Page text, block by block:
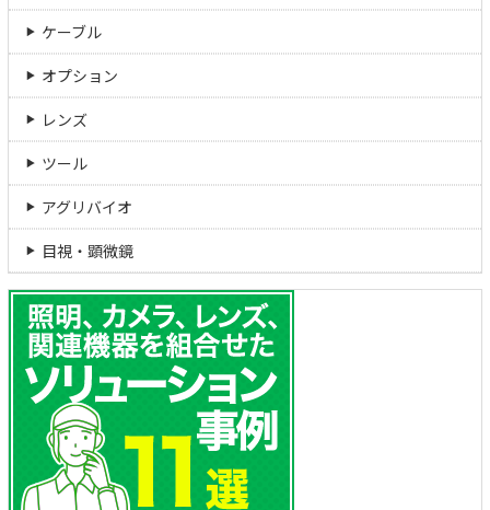
ケーブル
オプション
レンズ
ツール
アグリバイオ
目視・顕微鏡